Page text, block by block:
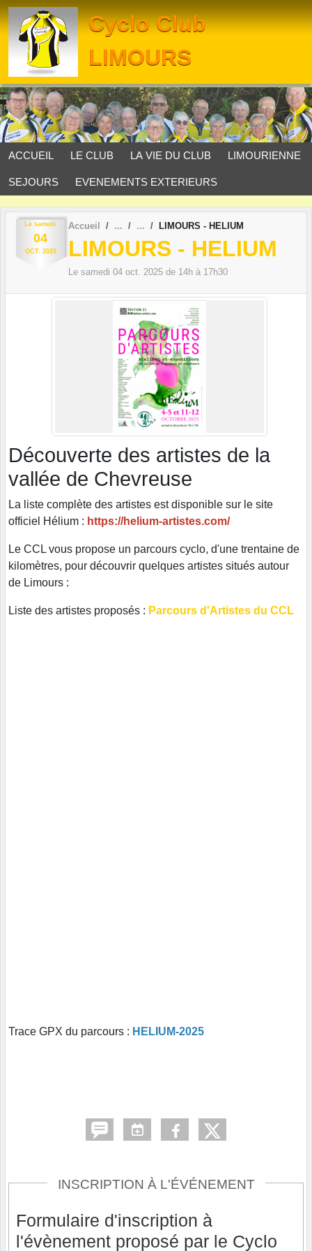
Cyclo Club
LIMOURS
ACCUEIL LE CLUB LA VIE DU CLUB LIMOURIENNE
SEJOURS EVENEMENTS EXTERIEURS
Le samedi
04
OCT. 2025
Accueil LIMOURS - HELIUM
LIMOURS - HELIUM
Le samedi 04 oct. 2025 de 14h à 17h30
Découverte des artistes de la
vallée de Chevreuse
La liste complète des artistes est disponible sur le site
officiel Hélium : https://helium-artistes.com/
Le CCL vous propose un parcours cyclo, d'une trentaine de
kilomètres, pour découvrir quelques artistes situés autour
de Limours :
Liste des artistes proposés : Parcours d'Artistes du CCL
Trace GPX du parcours : HELIUM-2025
INSCRIPTION À L'ÉVÉNEMENT
Formulaire d'inscription à
l'évènement proposé par le Cyclo
Panneau de gestion des cookies